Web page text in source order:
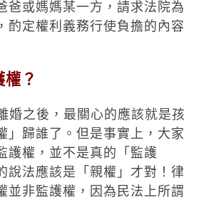
爸或媽媽某一方，請求法院為
酌定權利義務行使負擔的內容
？
婚之後，最關心的應該就是孩
」歸誰了。但是事實上，大家
護權，並不是真的「監護
說法應該是「親權」才對！律
並非監護權，因為民法上所謂